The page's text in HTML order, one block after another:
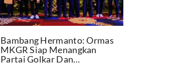
Bambang Hermanto: Ormas
MKGR Siap Menangkan
Partai Golkar Dan…